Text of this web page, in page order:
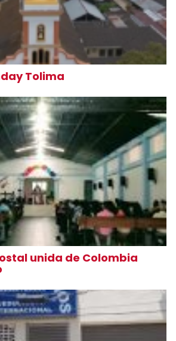
Tolima
unida de Colombia